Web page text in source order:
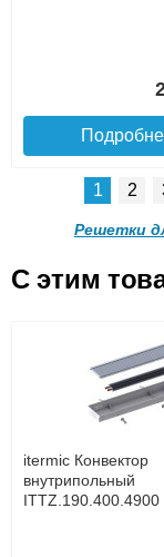
Решетка
поперечная itermic
SGL.900.220 цвета
SGL.800.340 цвета
Подробнее
1 2
Решетки
C этим
itermic Конвектор
внутрипольный
ITTZ.190.400.4900